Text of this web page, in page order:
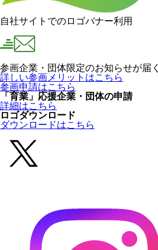
自社サイトでのロゴバナー利用
参画企業・団体限定のお知らせが届く
詳しい参画メリットはこちら
参画申請はこちら
「育業」応援企業・団体の申請
詳細はこちら
ロゴダウンロード
ダウンロードはこちら